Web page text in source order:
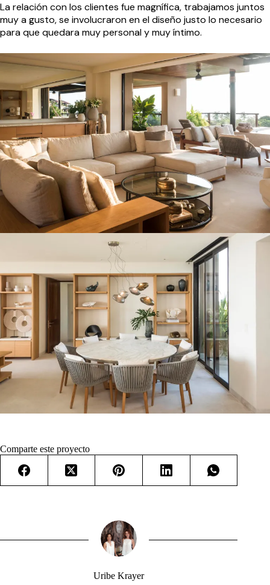
La relación con los clientes fue magnífica, trabajamos juntos
muy a gusto, se involucraron en el diseño justo lo necesario
para que quedara muy personal y muy íntimo.
Comparte este proyecto
Uribe Krayer